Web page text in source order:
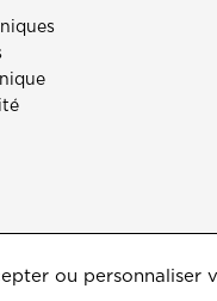
ou personnaliser